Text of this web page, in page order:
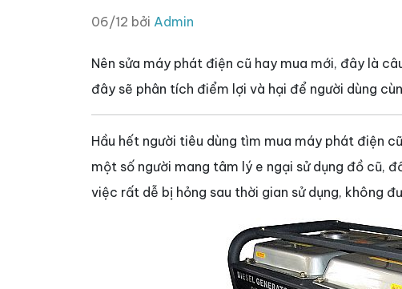
06/12 bởi Admin
Nên sửa máy phát điện cũ hay mua mới, đây là
đây sẽ phân tích điểm lợi và hại để người dùng
Hầu hết người tiêu dùng tìm mua máy phát điện
một số người mang tâm lý e ngại sử dụng đồ cũ,
việc rất dễ bị hỏng sau thời gian sử dụng, không